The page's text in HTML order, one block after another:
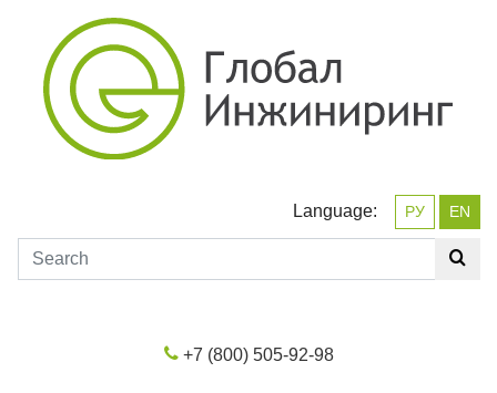
Language: РУ EN
+7 (800) 505-92-98